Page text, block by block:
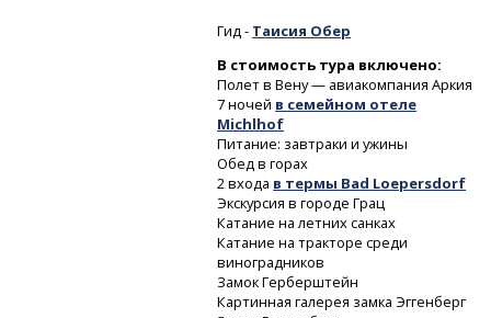
Гид - Таисия Обер
В стоимость тура включено:
Полет в Вену — авиакомпания Аркия
7 ночей в семейном отеле
Michlhof
Питание: завтраки и ужины
Обед в горах
2 входа в термы Bad Loepersdorf
Экскурсия в городе Грац
Катание на летних санках
Катание на тракторе среди
виноградников
Замок Герберштейн
Картинная галерея замка Эггенберг